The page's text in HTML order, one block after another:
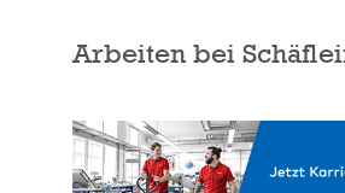
Arbeiten bei